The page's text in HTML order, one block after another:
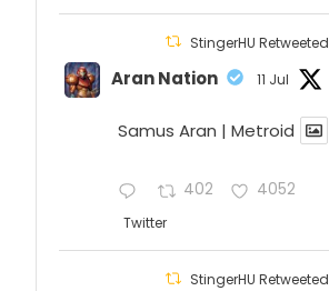
StingerHU Retweeted
Aran Nation 11 Jul
Samus Aran | Metroid
402 4052
Twitter
StingerHU Retweeted